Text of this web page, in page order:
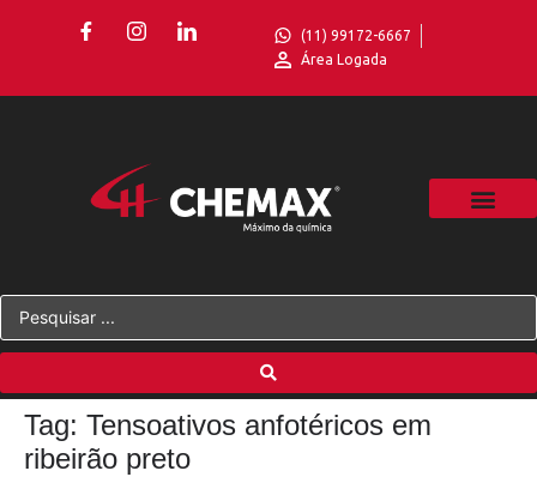
(11) 99172-6667
Área Logada
Tag: Tensoativos anfotéricos em
ribeirão preto